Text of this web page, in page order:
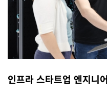
인프라 스타트업 엔지니어